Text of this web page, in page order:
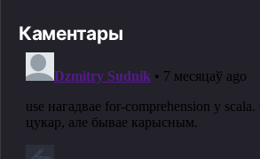
Каментары